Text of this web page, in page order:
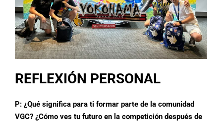
REFLEXIÓN PERSONAL
P: ¿Qué significa para ti formar parte de la comunidad
VGC? ¿Cómo ves tu futuro en la competición después de